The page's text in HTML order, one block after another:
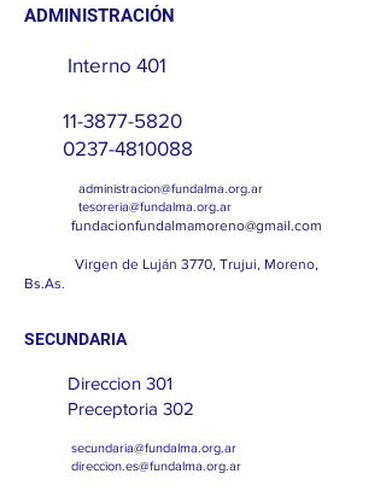
ADMINISTRACIÓN
Interno 401
11-3877-5820
0237-4810088
administracion@fundalma.org.ar
tesoreria@fundalma.org.ar
fundacionfundalmamoreno@gmail.com
Virgen de Luján 3770, Trujui, Moreno,
Bs.As.
SECUNDARIA
Direccion 301
Preceptoria 302
secundaria@fundalma.org.ar
direccion.es@fundalma.org.ar